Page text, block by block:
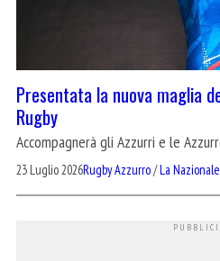
Presentata la nuova maglia
Rugby
Accompagnerà gli Azzurri e le
23 Luglio 2026Rugby Azzurro/La Nazionale